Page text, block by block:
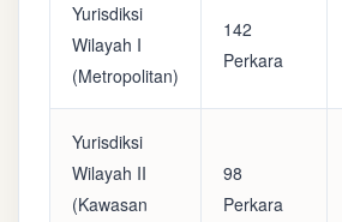
Yurisdiksi
Wilayah I
(Metropolitan)
142
Perkara
Yurisdiksi
Wilayah II
(Kawasan
98
Perkara